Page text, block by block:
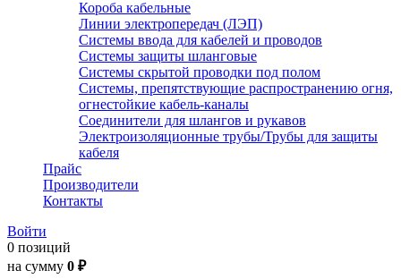
Короба кабельные
Линии электропередач (ЛЭП)
Системы ввода для кабелей и проводов
Системы защиты шланговые
Системы скрытой проводки под полом
Системы, препятствующие распространению огня,
огнестойкие кабель-каналы
Соединители для шлангов и рукавов
Электроизоляционные трубы/Трубы для защиты
кабеля
Прайс
Производители
Контакты
Войти
0 позиций
на сумму 0 ₽